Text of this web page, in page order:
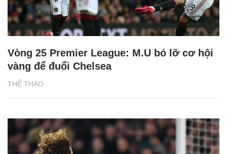
THỂ THAO
Vòng 25 Premier League: M.U bỏ lỡ cơ hội
vàng để đuổi Chelsea